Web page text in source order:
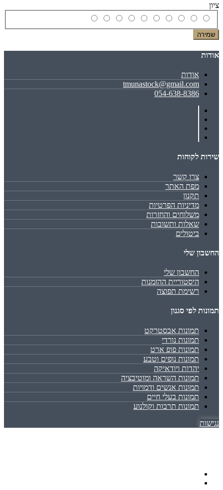
ציון
שמירה
אודות
אודות
tmunastock@gmail.com
054-638-8386
שירות לקוחות
צרו קשר
מפת האתר
תקנון
מדיניות הפרטיות
משלוחים והחזרות
שאלות ותשובות
ביטולים
החשבון שלי
החשבון שלי
היסטוריית ההזמנות
רשימת תפוצה
תמונות לפי סגנון
תמונות אבסטרקט
תמונות נורדי
תמונות פופ ארט
תמונות נופים וטבע
יהדות ויודאיקה
תמונות השראה ומוטיבציה
תמונות אנשים ודמויות
תמונות בעלי חיים
תמונות תרבות וקולנוע
נגישות